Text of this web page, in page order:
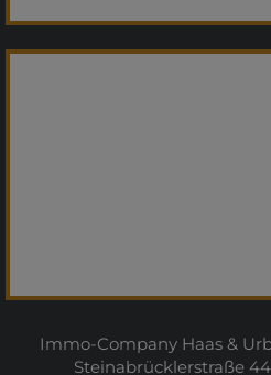
Immo-Company Haas &
Steinabrücklerstraße